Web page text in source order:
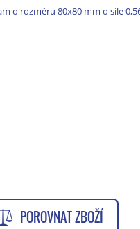
o rozměru 80x80 mm o síle
POROVNAT ZBOŽÍ